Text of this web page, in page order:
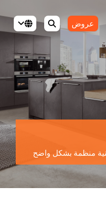
عروض
منظمة بشكل واضح